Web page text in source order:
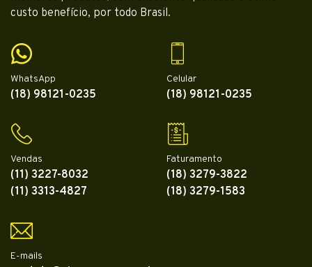
custo benefício, por todo Brasil.
WhatsApp
(18) 98121-0235
Celular
(18) 98121-0235
Vendas
(11) 3227-8032
(11) 3313-4827
Faturamento
(18) 3279-3822
(18) 3279-1583
E-mails